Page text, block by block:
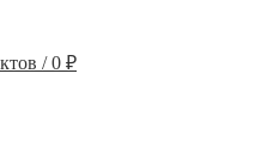
/ 0 ₽